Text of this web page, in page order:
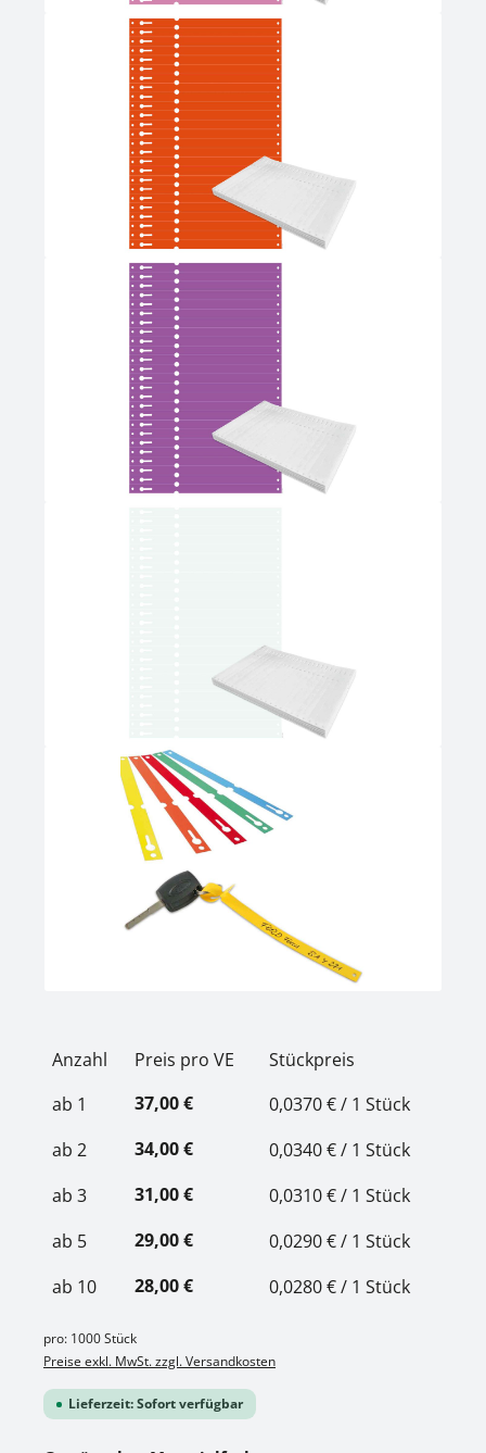
Anzahl Preis pro VE
Stückpreis
ab 1 37,00 €
0,0370 € / 1 Stück
ab 2 34,00 €
0,0340 € / 1 Stück
ab 3 31,00 €
0,0310 € / 1 Stück
ab 5 29,00 €
0,0290 € / 1 Stück
ab 10 28,00 € 0,0280 € / 1 Stück
pro: 1000 Stück
Preise exkl. MwSt. zzgl. Versandkosten
Lieferzeit: Sofort verfügbar